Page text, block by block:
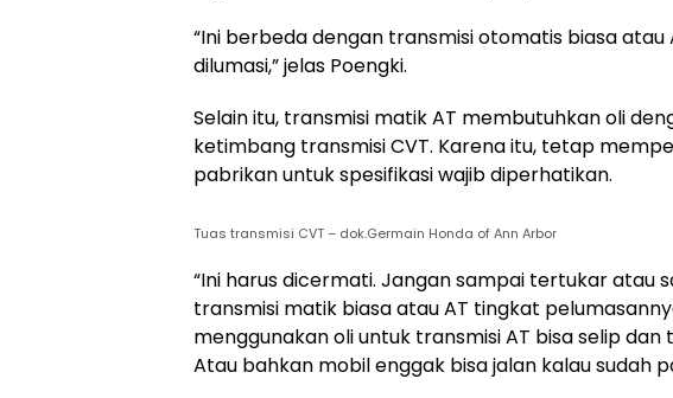
“Ini berbeda dengan transmisi otomatis biasa atau
dilumasi,” jelas Poengki.
Selain itu, transmisi matik AT membutuhkan oli
ketimbang transmisi CVT. Karena itu, tetap
pabrikan untuk spesifikasi wajib diperhatikan.
Tuas transmisi CVT – dok.Germain Honda of Ann Arbor
“Ini harus dicermati. Jangan sampai tertukar atau
transmisi matik biasa atau AT tingkat
menggunakan oli untuk transmisi AT bisa selip
Atau bahkan mobil enggak bisa jalan kalau sudah